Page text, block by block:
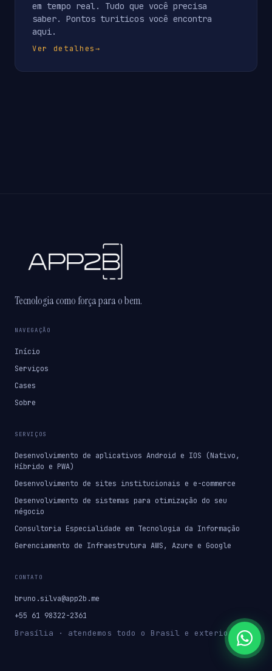
em tempo real. Tudo que você precisa
saber. Pontos turiticos você encontra
aqui.
Ver detalhes→
Tecnologia como força para o bem.
NAVEGAÇÃO
Início
Serviços
Cases
Sobre
SERVIÇOS
Desenvolvimento de aplicativos Android e IOS (Nativo,
Híbrido e PWA)
Desenvolvimento de sites institucionais e e-commerce
Desenvolvimento de sistemas para otimização do seu
négocio
Consultoria Especialidade em Tecnologia da Informação
Gerenciamento de Infraestrutura AWS, Azure e Google
CONTATO
bruno.silva@app2b.me
+55 61 98322-2361
Brasília · atendemos todo o Brasil e exterior